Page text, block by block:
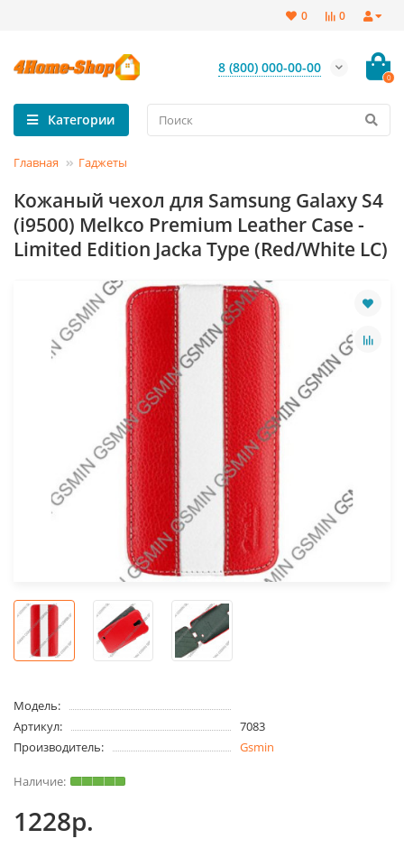
0
0
8 (800) 000-00-00
0
Категории
Главная Гаджеты
Кожаный чехол для Samsung Galaxy S4
(i9500) Melkco Premium Leather Case -
Limited Edition Jacka Type (Red/White LC)
Модель:
Артикул:
7083
Производитель:
Gsmin
1228р.